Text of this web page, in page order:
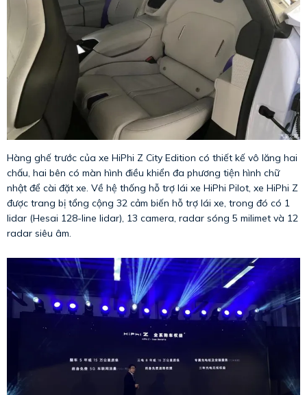
Hàng ghế trước của xe HiPhi Z City Edition có thiết kế vô lăng hai
chấu, hai bên có màn hình điều khiển đa phương tiện hình chữ
nhật để cài đặt xe. Về hệ thống hỗ trợ lái xe HiPhi Pilot, xe HiPhi Z
được trang bị tổng cộng 32 cảm biến hỗ trợ lái xe, trong đó có 1
lidar (Hesai 128-line lidar), 13 camera, radar sóng 5 milimet và 12
radar siêu âm.